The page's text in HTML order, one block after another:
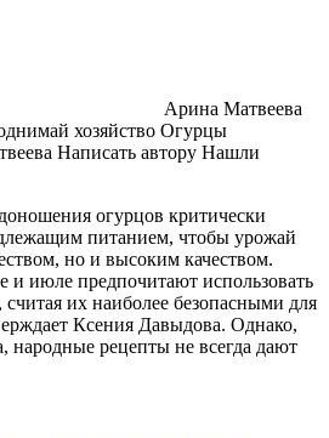
Арина Матвеева
хозяйство Огурцы
Написать автору Нашли
огурцов критически
питанием, чтобы урожай
но и высоким качеством.
июле предпочитают использовать
их наиболее безопасными для
Ксения Давыдова. Однако,
народные рецепты не всегда дают